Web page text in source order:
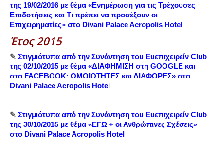
της 19/02/2016 με θέμα «Ενημέρωση για τις Τρέχουσες
Επιδοτήσεις και Τι πρέπει να προσέξουν οι
Επιχειρηματίες» στο Divani Palace Acropolis Hotel
Έτος 2015
✎ Στιγμιότυπα από την Συνάντηση του Ευεπιχειρείν Club
της 02/10/2015 με θέμα «ΔΙΑΦΗΜΙΣΗ στη GOOGLE και
στο FACEBOOK: ΟΜΟΙΟΤΗΤΕΣ και ΔΙΑΦΟΡΕΣ» στο
Divani Palace Acropolis Hotel
✎ Στιγμιότυπα από την Συνάντηση του Ευεπιχειρείν Club
της 30/10/2015 με θέμα «ΕΓΩ + οι Ανθρώπινες Σχέσεις»
στο Divani Palace Acropolis Hotel